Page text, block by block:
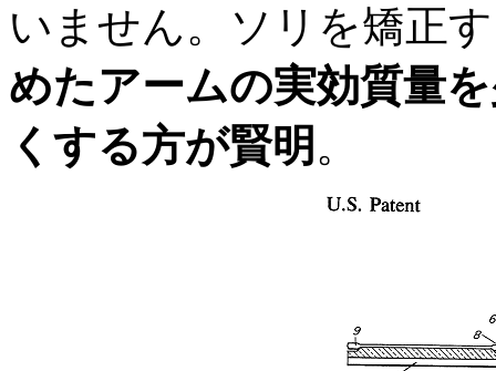
いません。ソリを矯正
めたアームの実効質量
くする方が賢明 。